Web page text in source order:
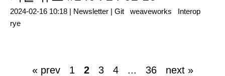
2024-02-16 10:18 | Newsletter | Git weaveworks
Interop
rye
« prev 1 2 3 4 ... 36 next »